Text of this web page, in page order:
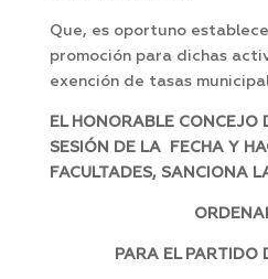
Que, es oportuno
promoción para dichas
exención de tasas
EL HONORABLE CONCEJO
SESIÓN DE LA FECHA Y
FACULTADES, SANCIONA
PARA EL PARTIDO